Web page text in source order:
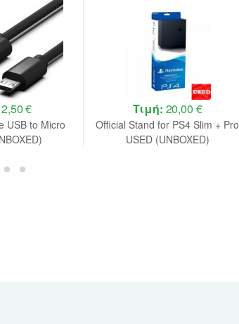
2,50 €
USB to Micro
Τιμή: 20,00 €
Official Stand for PS4 Slim + Pro
USED (UNBOXED)